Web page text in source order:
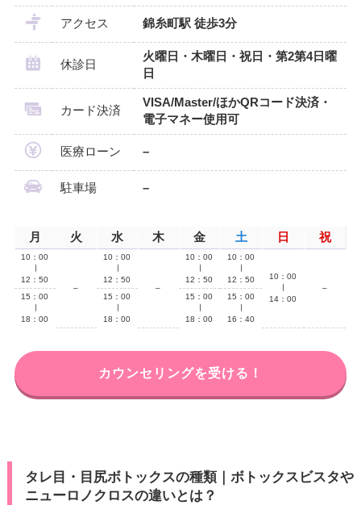
アクセス 錦糸町駅 徒歩3分
休診日
火曜日・木曜日・祝日・第2第4日曜
日
カード決済
VISA/Master/ほかQRコード決済・
電子マネー使用可
医療ローン –
駐車場 –
月 火 水 木 金 土 日 祝
10：00
12：50
–
10：00
12：50
–
10：00
12：50
10：00
12：50
10：00
14：00
–
15：00
18：00
15：00
18：00
15：00
18：00
15：00
16：40
カウンセリングを受ける！
タレ目・目尻ボトックスの種類｜ボトックスビスタや
ニューロノクロスの違いとは？